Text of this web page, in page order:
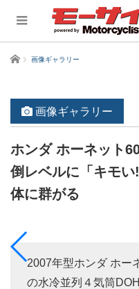
ホーム 画像ギャラリー
画像ギャラリー
ホンダ ホーネット
倒レベルに「キモ
体に群がる
2007年型ホンダ ホー
の水冷並列４気筒